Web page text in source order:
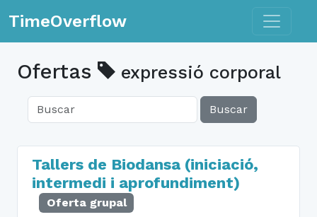
TimeOverflow Toggle
Ofertas expressió corporal
Buscar
Tallers de Biodansa (iniciació,
intermedi i aprofundiment)
Oferta grupal